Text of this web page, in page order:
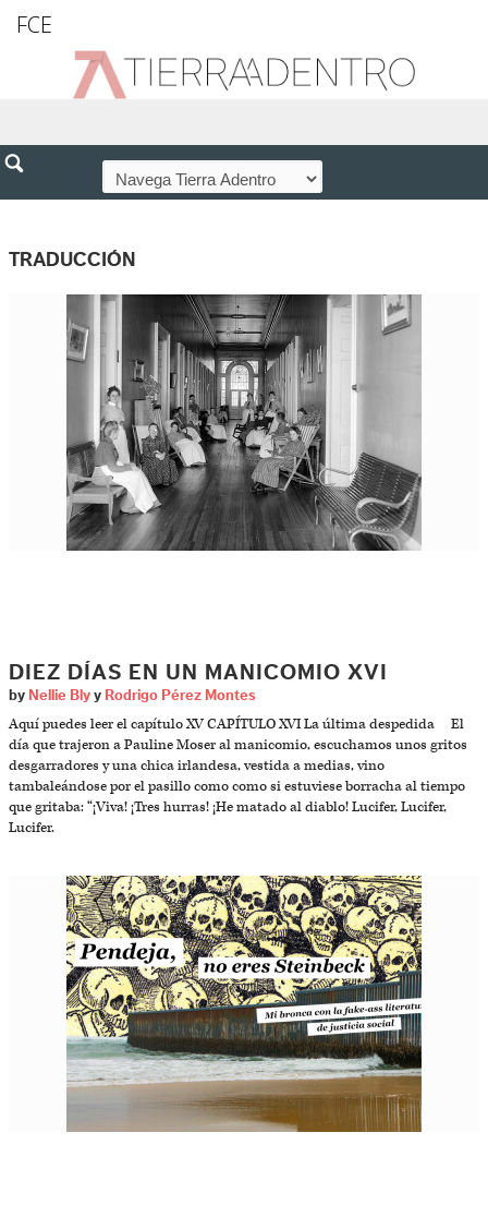
FCE
TRADUCCIÓN
DIEZ DÍAS EN UN MANICOMIO XVI
by Nellie Bly y Rodrigo Pérez Montes
Aquí puedes leer el capítulo XV CAPÍTULO XVI La última despedida El
día que trajeron a Pauline Moser al manicomio, escuchamos unos gritos
desgarradores y una chica irlandesa, vestida a medias, vino
tambaleándose por el pasillo como como si estuviese borracha al tiempo
que gritaba: “¡Viva! ¡Tres hurras! ¡He matado al diablo! Lucifer, Lucifer,
Lucifer.